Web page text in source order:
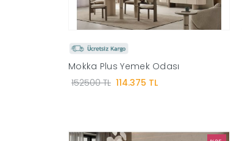
Mokka Plus Yemek Odası
152500 TL 114.375 TL